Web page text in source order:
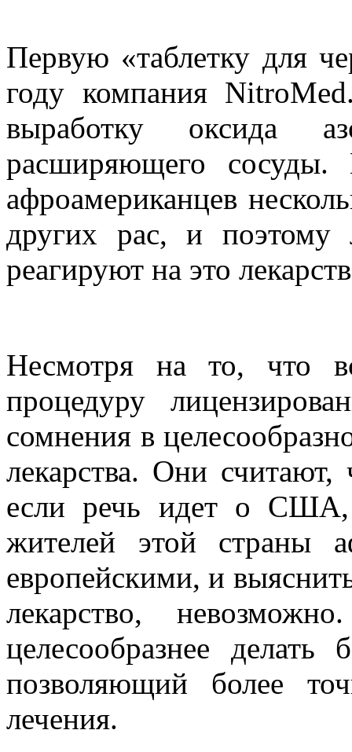
Первую «таблетку для
году компания
выработку оксида
расширяющего сосуды.
афроамериканцев
других рас, и
реагируют на это
Несмотря на то, что
процедуру
сомнения в
лекарства. Они считают,
если речь идет о
жителей этой страны
европейскими, и
лекарство,
целесообразнее делать
позволяющий более
лечения.